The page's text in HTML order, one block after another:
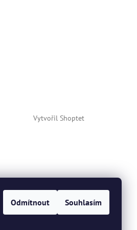
Odmítnout Souhlasím
Vytvořil Shoptet